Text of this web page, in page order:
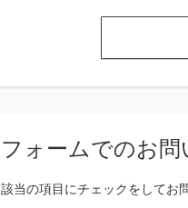
フォームでのお問
該当の項目にチェックをしてお